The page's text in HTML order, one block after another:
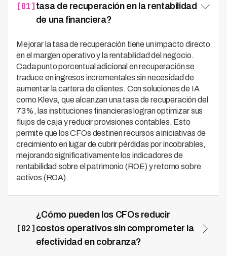
[01] tasa de recuperación en la rentabilidad
de una financiera?
Mejorar la tasa de recuperación tiene un impacto directo
en el margen operativo y la rentabilidad del negocio.
Cada punto porcentual adicional en recuperación se
traduce en ingresos incrementales sin necesidad de
aumentar la cartera de clientes. Con soluciones de IA
como Kleva, que alcanzan una tasa de recuperación del
73%, las instituciones financieras logran optimizar sus
flujos de caja y reducir provisiones contables. Esto
permite que los CFOs destinen recursos a iniciativas de
crecimiento en lugar de cubrir pérdidas por incobrables,
mejorando significativamente los indicadores de
rentabilidad sobre el patrimonio (ROE) y retorno sobre
activos (ROA).
[02]
¿Cómo pueden los CFOs reducir
costos operativos sin comprometer la
efectividad en cobranza?